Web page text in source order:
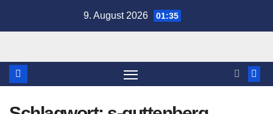
9. August 2026 01:35